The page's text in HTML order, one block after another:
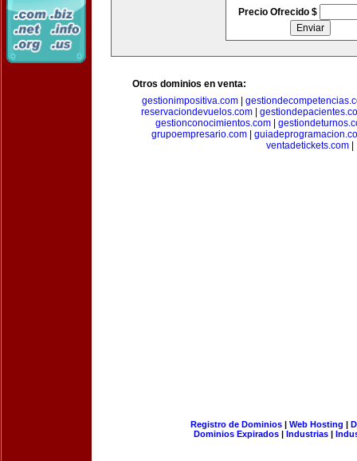
Precio Ofrecido $
Otros dominios en venta:
gestionimpositiva.com
reservaciondevuelos.com
gestionconocimientos.com
grupoempresario.com|
ventadetickets.com
Registro de Dominios| Web Hosting |
Dominios Expirados | Industrias |